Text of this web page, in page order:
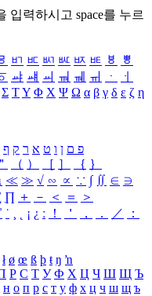
입력하시고 space를 누르
ㅲ ㅳ ㅴ ㅵ ㅶ ㅷ ㅸ
ㅹ
ㆇ ㆈ ㆉ ㆊ ㆋ ㆌ ㆍ
ㆎ
Σ ΤΥ Φ Χ Ψ Ω α β γ δ ε ζ η
פ ם ן ו ט א ר ק ף
＂ （ ） ［ ］ ｛ ｝
≪ ≫ √ ∽ ∝ ∵ ∫ ∬ ∈ ∋
∏ ＋ － ＜ ＝
＞
˚ ˙ ¸ ¡ ¿ ː ！ ＇ ， ． ／
：
ł ø œ ß þ ŧ ŋ ŉ
Р С Т У Ф Х Ц Ч Ш Щ Ъ
н о п р с т у ф х ц ч ш щ ъ